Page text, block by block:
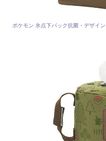
ポケモン 氷点下パック抗菌・デザイ